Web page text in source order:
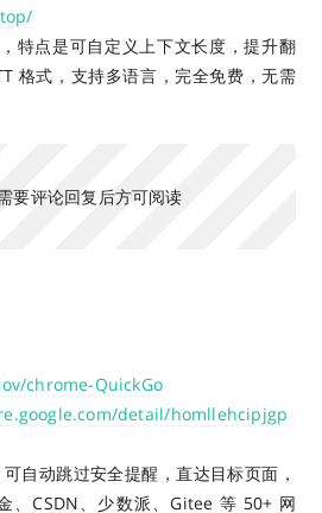
特点是可自定义上下文长度，提升翻
格式，支持多语言，完全免费，无需
要评论回复后方可阅读
chrome-QuickGo
detail/homllehcipjgp
自动跳过安全提醒，直达目标页面，
、CSDN、少数派、Gitee 等 50+ 网